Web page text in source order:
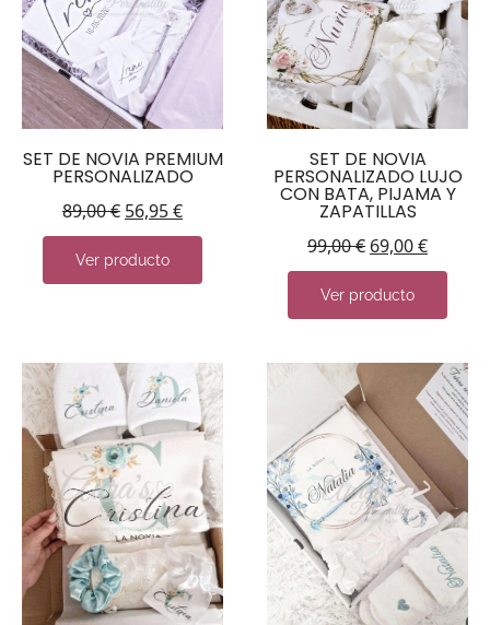
SET DE NOVIA PREMIUM
PERSONALIZADO
89,00€ 56,95€
Ver producto
SET DE NOVIA
PERSONALIZADO LUJO
CON BATA, PIJAMA Y
ZAPATILLAS
99,00€ 69,00€
Ver producto